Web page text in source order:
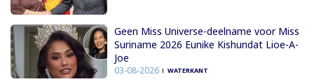
Geen Miss Universe-deelname voor Miss
Suriname 2026 Eunike Kishundat Lioe-A-
Joe
03-08-2026 WATERKANT